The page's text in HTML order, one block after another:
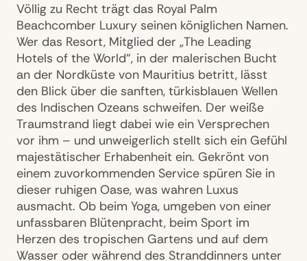
Völlig zu Recht trägt das Royal Palm
Beachcomber Luxury seinen königlichen Namen.
Wer das Resort, Mitglied der „The Leading
Hotels of the World“, in der malerischen Bucht
an der Nordküste von Mauritius betritt, lässt
den Blick über die sanften, türkisblauen Wellen
des Indischen Ozeans schweifen. Der weiße
Traumstrand liegt dabei wie ein Versprechen
vor ihm – und unweigerlich stellt sich ein Gefühl
majestätischer Erhabenheit ein. Gekrönt von
einem zuvorkommenden Service spüren Sie in
dieser ruhigen Oase, was wahren Luxus
ausmacht. Ob beim Yoga, umgeben von einer
unfassbaren Blütenpracht, beim Sport im
Herzen des tropischen Gartens und auf dem
Wasser oder während des Stranddinners unter